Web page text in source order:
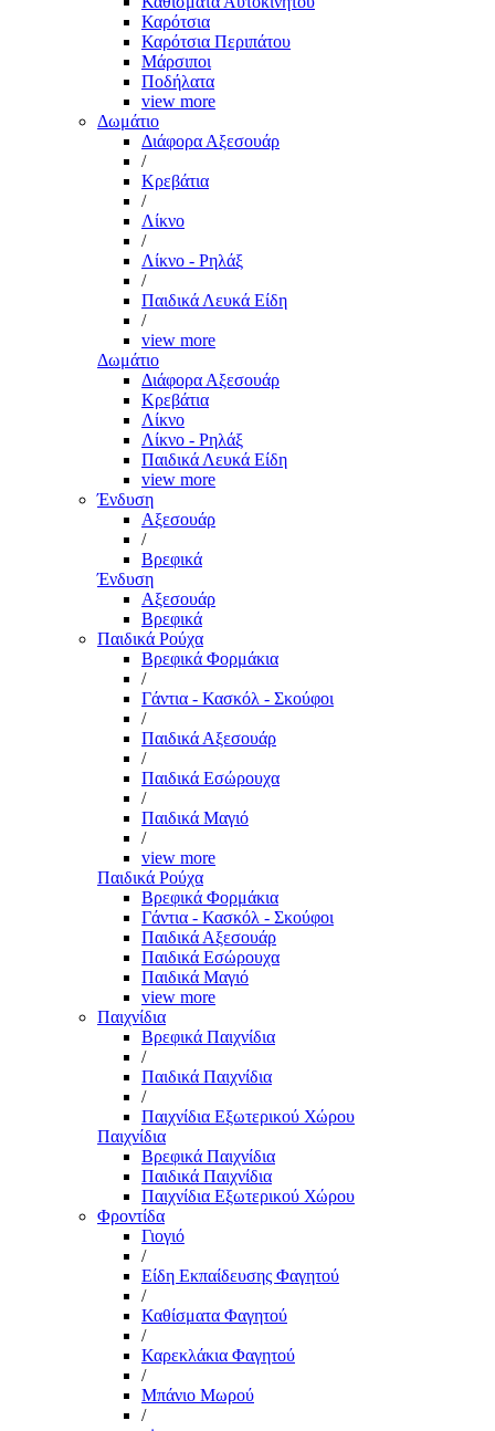
Καρότσια
Καρότσια Περιπάτου
Μάρσιποι
Ποδήλατα
view more
Δωμάτιο
Διάφορα Αξεσουάρ
/
Κρεβάτια
/
Λίκνο
/
Λίκνο - Ρηλάξ
/
Παιδικά Λευκά Είδη
/
view more
Δωμάτιο
Διάφορα Αξεσουάρ
Κρεβάτια
Λίκνο
Λίκνο - Ρηλάξ
Παιδικά Λευκά Είδη
view more
Ένδυση
Αξεσουάρ
/
Βρεφικά
Ένδυση
Αξεσουάρ
Βρεφικά
Παιδικά Ρούχα
Βρεφικά Φορμάκια
/
Γάντια - Κασκόλ - Σκούφοι
/
Παιδικά Αξεσουάρ
/
Παιδικά Εσώρουχα
/
Παιδικά Μαγιό
/
view more
Παιδικά Ρούχα
Βρεφικά Φορμάκια
Γάντια - Κασκόλ - Σκούφοι
Παιδικά Αξεσουάρ
Παιδικά Εσώρουχα
Παιδικά Μαγιό
view more
Παιχνίδια
Βρεφικά Παιχνίδια
/
Παιδικά Παιχνίδια
/
Παιχνίδια Εξωτερικού Χώρου
Παιχνίδια
Βρεφικά Παιχνίδια
Παιδικά Παιχνίδια
Παιχνίδια Εξωτερικού Χώρου
Φροντίδα
Γιογιό
/
Είδη Εκπαίδευσης Φαγητού
/
Καθίσματα Φαγητού
/
Καρεκλάκια Φαγητού
/
Μπάνιο Μωρού
/